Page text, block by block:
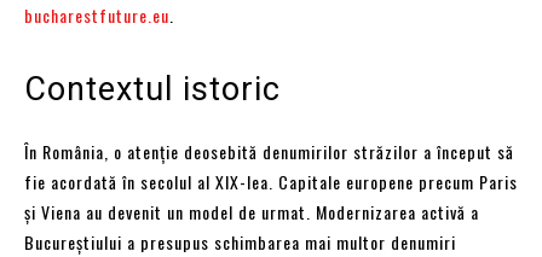
bucharestfuture.eu
Contextul istoric
În România, o atenție deosebită denumirilor străzilor a început să
fie acordată în secolul al XIX-lea. Capitale europene precum Paris
și Viena au devenit un model de urmat. Modernizarea activă a
Bucureștiului a presupus schimbarea mai multor denumiri